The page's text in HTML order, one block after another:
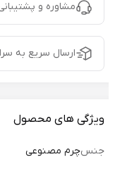
مشاوره و پشتیبانی
ارسال سریع به سراسر
ویژگی های محصول
جنسچرم مصنوعی